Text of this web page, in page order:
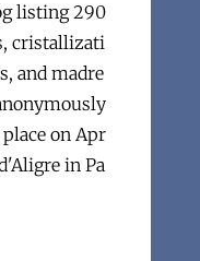
listing 290
cristallizati
and madre
on Apr
in Pa